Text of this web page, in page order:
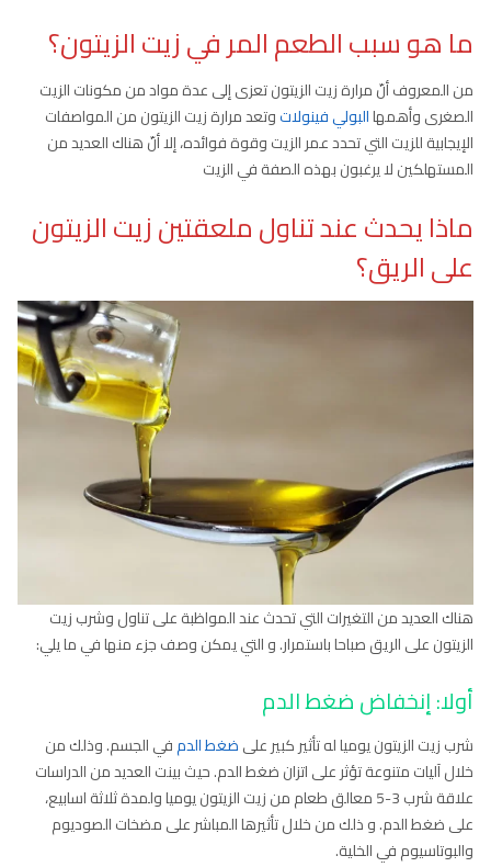
ما هو سبب الطعم المر في زيت الزيتون؟
من المعروف أنّ مرارة زيت الزيتون تعزى إلى عدة مواد من مكونات الزيت
الصغرى وأهمهاالبولي فينولاتوتعد مرارة زيت الزيتون من المواصفات
الإيجابية للزيت التي تحدد عمر الزيت وقوة فوائده، إلا أنّ هناك العديد من
المستهلكين لا يرغبون بهذه الصفة في الزيت
ماذا يحدث عند تناول ملعقتين زيت الزيتون
على الريق؟
هناك العديد من التغيرات التي تحدث عند المواظبة على تناول وشرب زيت
الزيتون على الريق صباحا باستمرار. و التي يمكن وصف جزء منها في ما يلي:
أولا: إنخفاض ضغط الدم
شرب زيت الزيتون يوميا له تأثير كبير علىضغط الدمفي الجسم. وذلك من
خلال آليات متنوعة تؤثر على اتزان ضغط الدم. حيث بينت العديد من الدراسات
علاقة شرب 3-5 معالق طعام من زيت الزيتون يوميا ولمدة ثلاثة اسابيع،
على ضغط الدم. و ذلك من خلال تأثيرها المباشر على مضخات الصوديوم
والبوتاسيوم في الخلية.